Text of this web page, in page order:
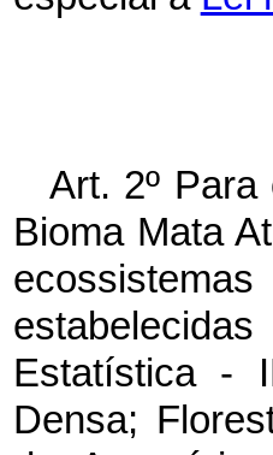
Art. 2º
Bioma Mata
Estatística -
Densa;